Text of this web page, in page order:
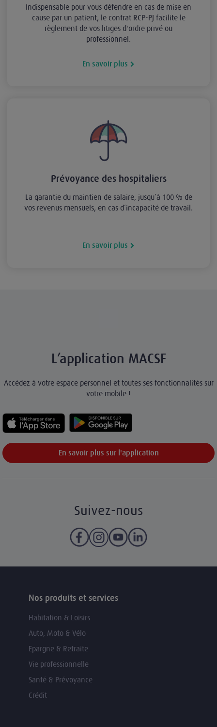
Indispensable pour vous défendre en cas de mise en
cause par un patient, le contrat RCP-PJ facilite le
règlement de vos litiges d'ordre privé ou
professionnel.
En savoir plus
Prévoyance des hospitaliers
La garantie du maintien de salaire, jusqu’à 100 % de
vos revenus mensuels, en cas d’incapacité de travail.
En savoir plus
L’application MACSF
Accédez à votre espace personnel et toutes ses fonctionnalités sur
votre mobile !
En savoir plus sur l'application
Suivez-nous
Nos produits et services
Habitation & Loisirs
Auto, Moto & Vélo
Epargne & Retraite
Vie professionnelle
Santé & Prévoyance
Crédit